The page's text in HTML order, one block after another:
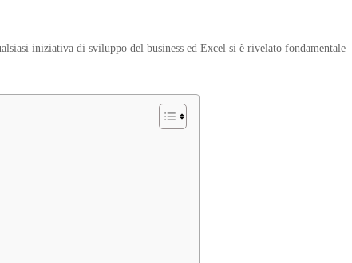
iniziativa di sviluppo del business ed Excel si è rivelato fondamentale